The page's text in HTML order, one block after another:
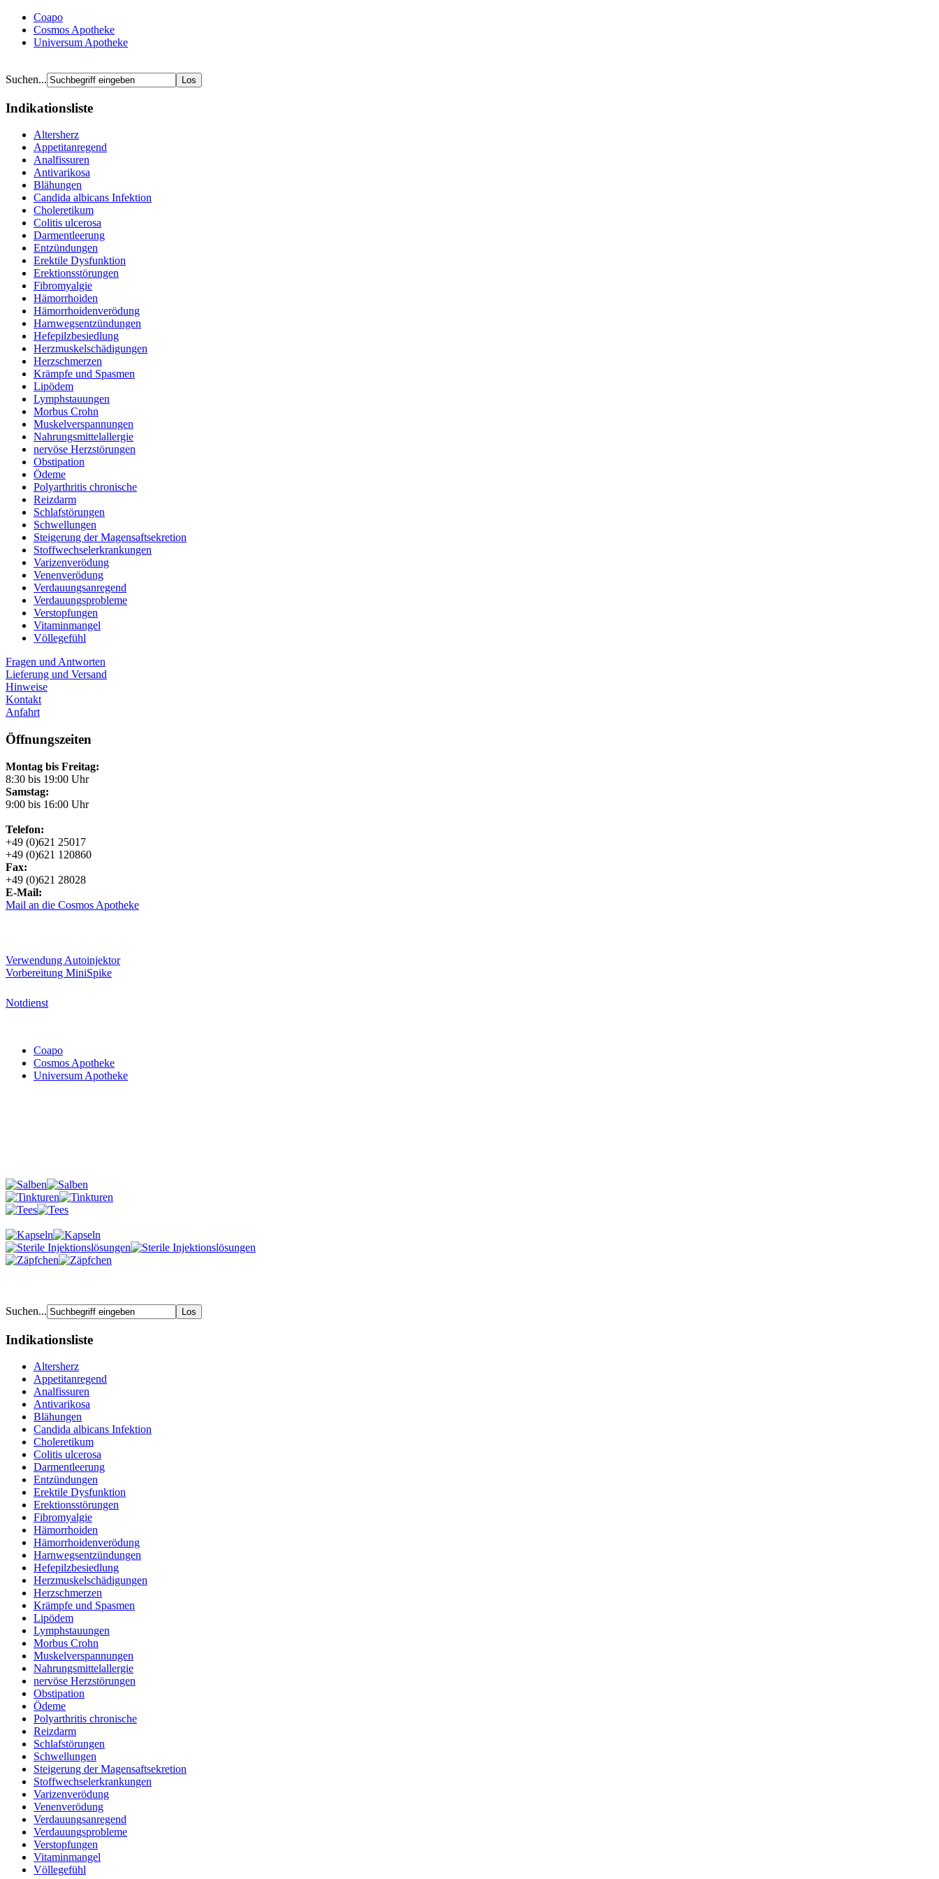
Coapo
Cosmos Apotheke
Universum Apotheke
Suchen...
Indikationsliste
Altersherz
Appetitanregend
Analfissuren
Antivarikosa
Blähungen
Candida albicans Infektion
Choleretikum
Colitis ulcerosa
Darmentleerung
Entzündungen
Erektile Dysfunktion
Erektionsstörungen
Fibromyalgie
Hämorrhoiden
Hämorrhoidenverödung
Harnwegsentzündungen
Hefepilzbesiedlung
Herzmuskelschädigungen
Herzschmerzen
Krämpfe und Spasmen
Lipödem
Lymphstauungen
Morbus Crohn
Muskelverspannungen
Nahrungsmittelallergie
nervöse Herzstörungen
Obstipation
Ödeme
Polyarthritis chronische
Reizdarm
Schlafstörungen
Schwellungen
Steigerung der Magensaftsekretion
Stoffwechselerkrankungen
Varizenverödung
Venenverödung
Verdauungsanregend
Verdauungsprobleme
Verstopfungen
Vitaminmangel
Völlegefühl
Fragen und Antworten
Lieferung und Versand
Hinweise
Kontakt
Anfahrt
Öffnungszeiten
Montag bis Freitag:
8:30 bis 19:00 Uhr
Samstag:
9:00 bis 16:00 Uhr
Telefon:
+49 (0)621 25017
+49 (0)621 120860
Fax:
+49 (0)621 28028
E-Mail:
Mail an die Cosmos Apotheke
Verwendung Autoinjektor
Vorbereitung MiniSpike
Notdienst
Coapo
Cosmos Apotheke
Universum Apotheke
Suchen...
Indikationsliste
Altersherz
Appetitanregend
Analfissuren
Antivarikosa
Blähungen
Candida albicans Infektion
Choleretikum
Colitis ulcerosa
Darmentleerung
Entzündungen
Erektile Dysfunktion
Erektionsstörungen
Fibromyalgie
Hämorrhoiden
Hämorrhoidenverödung
Harnwegsentzündungen
Hefepilzbesiedlung
Herzmuskelschädigungen
Herzschmerzen
Krämpfe und Spasmen
Lipödem
Lymphstauungen
Morbus Crohn
Muskelverspannungen
Nahrungsmittelallergie
nervöse Herzstörungen
Obstipation
Ödeme
Polyarthritis chronische
Reizdarm
Schlafstörungen
Schwellungen
Steigerung der Magensaftsekretion
Stoffwechselerkrankungen
Varizenverödung
Venenverödung
Verdauungsanregend
Verdauungsprobleme
Verstopfungen
Vitaminmangel
Völlegefühl